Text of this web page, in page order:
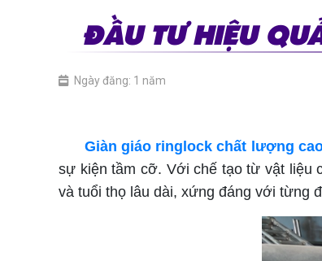
ĐẦU TƯ HIỆU
Ngày đăng: 1 năm
Giàn giáo ringlock chất lượng
sự kiện tầm cỡ. Với chế tạo từ vật liệu
và tuổi thọ lâu dài, xứng đáng với từng